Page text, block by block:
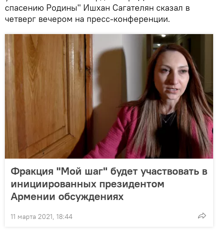
спасению Родины" Ишхан Сагателян сказал в
четверг вечером на пресс-конференции.
Фракция "Мой шаг" будет участвовать в
инициированных президентом
Армении обсуждениях
11 марта 2021, 18:44